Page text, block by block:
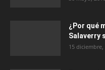
¿Por qué
Salaverry
15 diciembre,